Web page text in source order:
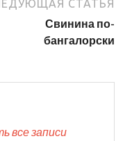
СТАТЬЯ
Свинина по-
бангалорски
все записи